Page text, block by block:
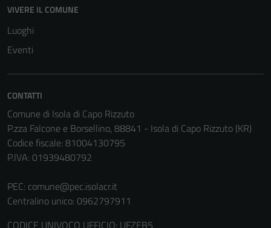
VIVERE IL COMUNE
Luoghi
Eventi
CONTATTI
Comune di Isola di Capo Rizzuto
P.zza Falcone e Borsellino, 88841 - Isola di Capo Rizzuto (KR)
Codice fiscale: 81004130795
P.IVA: 01939480792
PEC: comune@pec.isolacr.it
Centralino unico: 0962797911
CODICE UNIVOCO UFFICIO: UFZEB5
per il
essere